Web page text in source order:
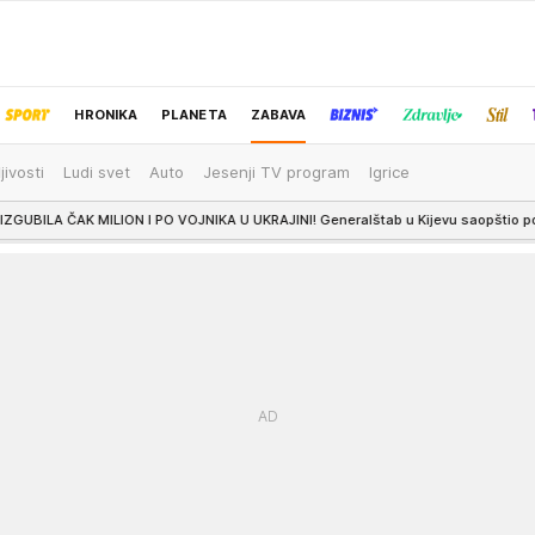
HRONIKA PLANETA ZABAVA
IZBOR UREDNIKA
Ludi svet Auto Jesenji TV program Igrice
I PO VOJNIKA U UKRAJINI! Generalštab u Kijevu saopštio podatke i o